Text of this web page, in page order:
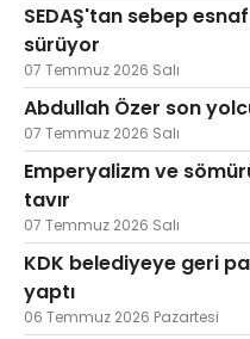
SEDAŞ'tan sebep
sürüyor
07 Temmuz 2026 Salı
Abdullah Özer son
07 Temmuz 2026 Salı
Emperyalizm ve
tavır
07 Temmuz 2026 Salı
KDK belediyeye geri
yaptı
06 Temmuz 2026 Pazartesi